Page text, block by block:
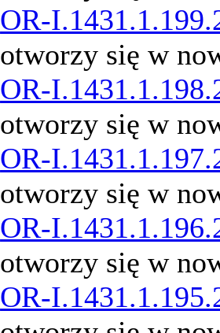
OR-
otworzy się w
OR-
otworzy się w
OR-
otworzy się w
OR-
otworzy się w
OR-